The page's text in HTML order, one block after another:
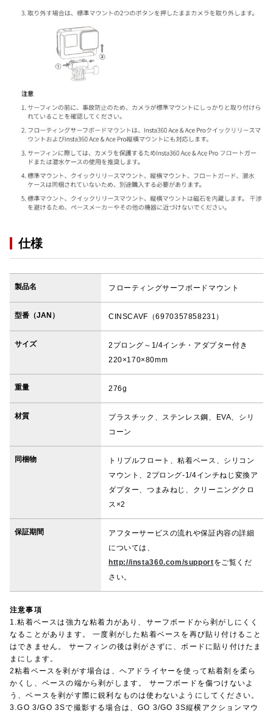
仕様
製品名 フローティングサーフボードマウント
型番（JAN） CINSCAVF（6970357858231）
サイズ
2プロング～1/4インチ・アダプター付き
220×170×80mm
重量 276g
材質
プラスチック、ステンレス鋼、EVA、シリ
コーン
同梱物
トリプルフロート、粘着ベース、シリコン
マウント、2プロング-1/4インチねじ変換ア
ダプター、つまみねじ、クリーニングクロ
ス×2
保証期間
アフターサービスの流れや保証内容の詳細
については、
http://insta360.com/supportをご覧くだ
さい。
注意事項
1.粘着ベースは強力な粘着力があり、サーフボードから剥がしにくく
なることがあります。 一度剥がした粘着ベースを再び貼り付けること
はできません。 サーフィンの後は剥がさずに、ボードに貼り付けたま
まにします。
2粘着ベースを剥がす場合は、ヘアドライヤーを使って粘着剤を柔ら
かくし、ベースの端から剥がします。 サーフボードを傷つけないよ
う、ベースを剥がす際に鋭利なものは使わないようにしてください。
3.GO 3/GO 3Sで撮影する場合は、GO 3/GO 3S縦横アクションマウ